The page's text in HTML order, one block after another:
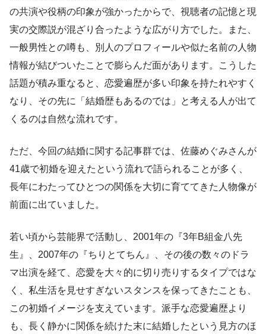
の共演や役柄の印象が強かったからで、視聴者の記憶と現
実の交際説が混ざり合ったような広がり方でした。また、
一般男性との噂も、別人のプロフィールや似た名前の人物
情報が結びついたことで膨らんだ面があります。こうした
話題が積み重なると、恋愛遍歴が多い印象を持たれやすく
なり、その先に「結婚歴もあるのでは」と考える人が出て
くるのは自然な流れです。
ただ、今回の結婚に関する記事群では、佐藤めぐみさんが
41歳で初婚を迎えたという流れで語られることが多く、
長年にわたってひとつの関係を大切に育ててきた人物像が
前面に出ていました。
若い頃から芸能界で活動し、2001年の『3年B組金八先
生』、2007年の『ちりとてちん』、その後の数々のドラ
マ出演を経て、恋愛を大々的に切り売りするタイプではな
く、私生活を見せすぎないスタンスを保ってきたことも、
この初婚イメージを支えています。派手な恋愛遍歴より
も、長く静かに関係を続けた末に結婚したという見方のほ